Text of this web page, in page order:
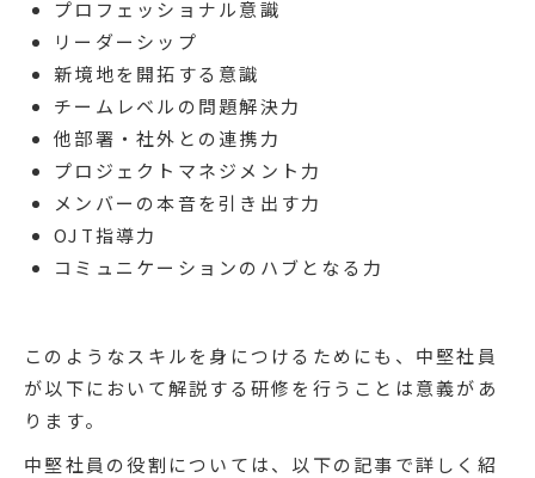
プロフェッショナル意識
リーダーシップ
新境地を開拓する意識
チームレベルの問題解決力
他部署・社外との連携力
プロジェクトマネジメント力
メンバーの本音を引き出す力
OJT指導力
コミュニケーションのハブとなる力
このようなスキルを身につけるためにも、中堅社員
が以下において解説する研修を行うことは意義があ
ります。
中堅社員の役割については、以下の記事で詳しく紹